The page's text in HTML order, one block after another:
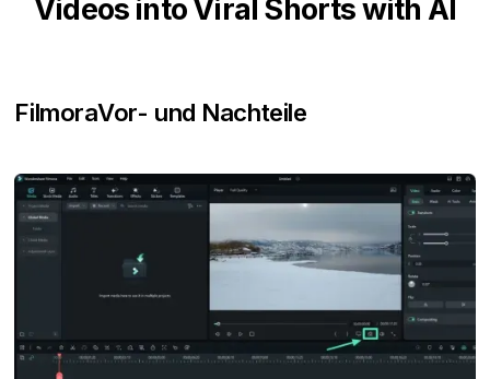
Videos into Viral Shorts with AI
FilmoraVor- und Nachteile